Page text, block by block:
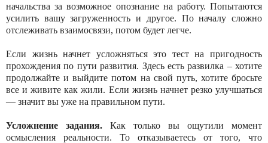
начальства за возможное опознание на работу. Попытаются
усилить вашу загруженность и другое. По началу сложно
отслеживать взаимосвязи, потом будет легче.
Если жизнь начнет усложняться это тест на пригодность
прохождения по пути развития. Здесь есть развилка – хотите
продолжайте и выйдите потом на свой путь, хотите бросьте
все и живите как жили. Если жизнь начнет резко улучшаться
— значит вы уже на правильном пути.
Усложнение задания. Как только вы ощутили момент
осмысления реальности. То отказываетесь от того, что